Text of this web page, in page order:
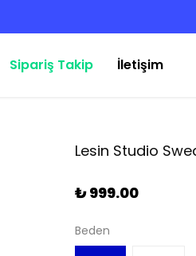
Sipariş Takip İletişim
Lesin Studio
₺ 999.00
Beden